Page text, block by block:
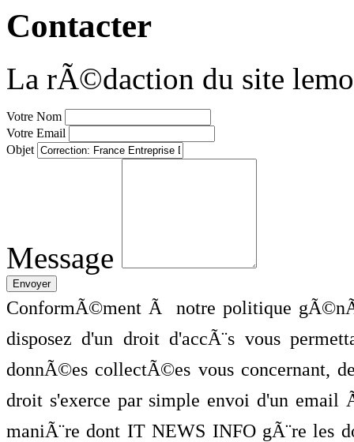
Contacter
La rÃ©daction du site
Votre Nom
Votre Email
Objet
Message
ConformÃ©ment Ã notre politique
disposez d'un droit d'accÃ¨s vous
donnÃ©es collectÃ©es vous concernant,
droit s'exerce par simple envoi d'un
maniÃ¨re dont IT NEWS INFO gÃ¨re les